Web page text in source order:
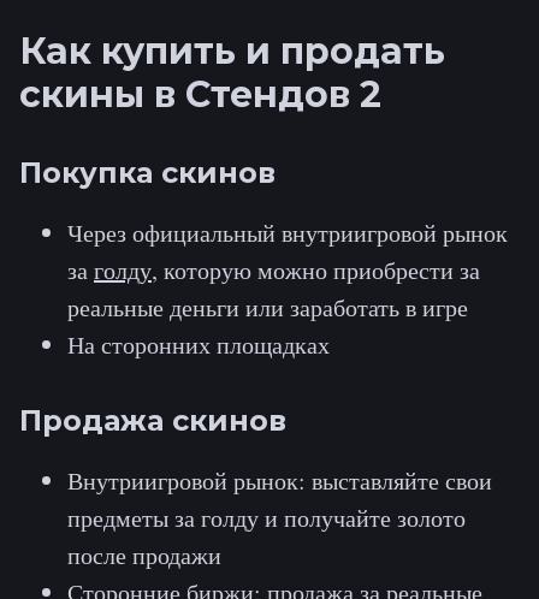
Как купить и продать
скины в Стендов 2
Покупка скинов
Через официальный внутриигровой рынок
заголду, которую можно приобрести за
реальные деньги или заработать в игре
На сторонних площадках
Продажа скинов
Внутриигровой рынок: выставляйте свои
предметы за голду и получайте золото
после продажи
Сторонние биржи: продажа за реальные